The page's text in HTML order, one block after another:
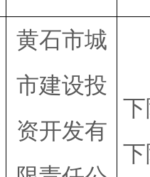
黄石市城
市建设投
资开发有
下